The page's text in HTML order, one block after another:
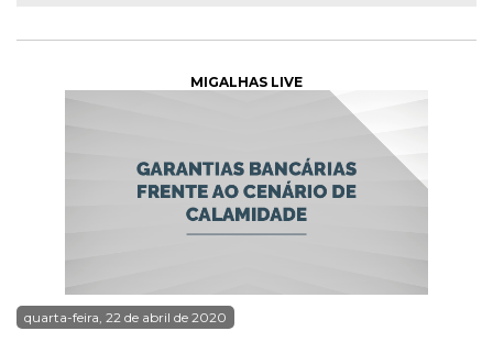
MIGALHAS LIVE
quarta-feira, 22 de abril de 2020